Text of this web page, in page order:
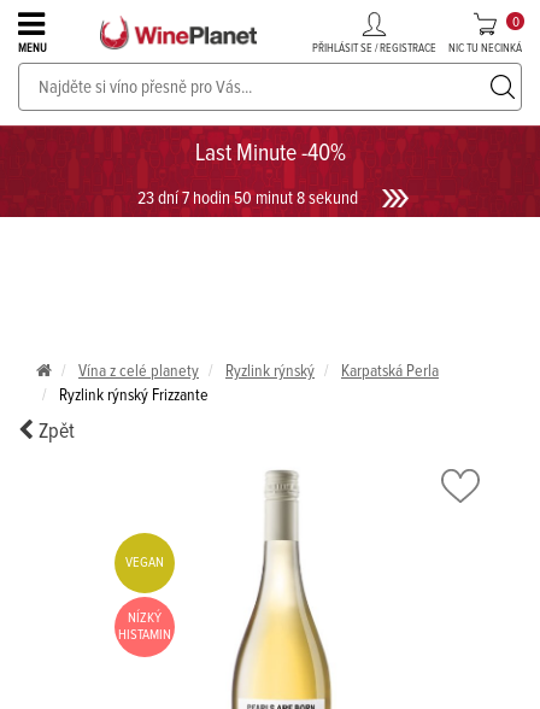
Last Minute -40%
23 dní 7 hodin 50 minut 8 sekund
MENU PŘIHLÁSIT SE / REGISTRACE NIC TU NECINKÁ
0
PROSECCO v akci až do -30%!UKÁZAT PROSECCO
Vína z celé planety Ryzlink rýnský
Karpatská Perla
Ryzlink rýnský Frizzante
Zpět
VEGAN
NÍZKÝ
HISTAMIN